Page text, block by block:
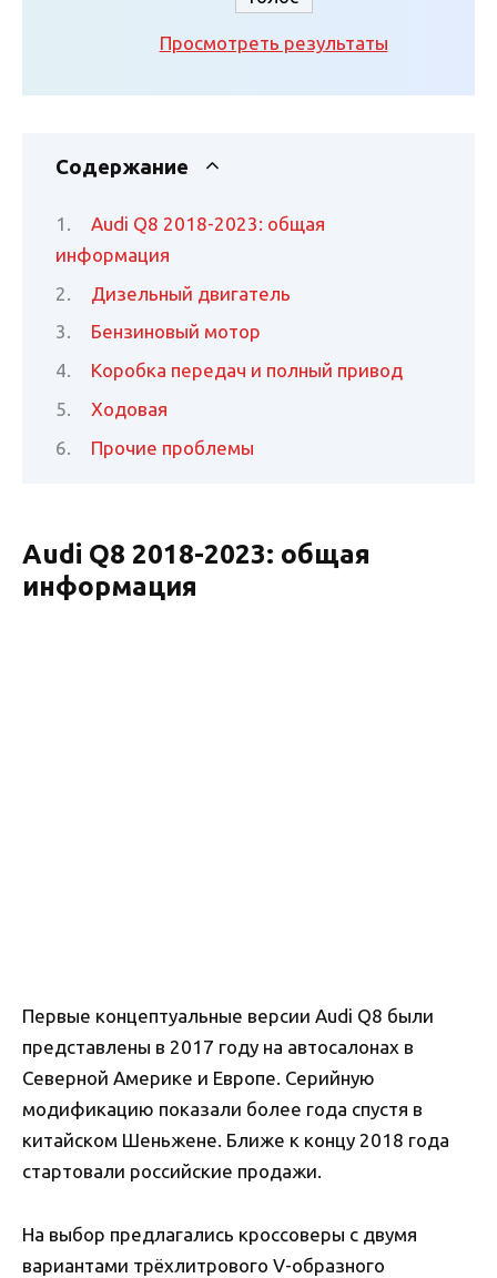
Просмотреть результаты
Содержание
Audi Q8 2018-2023: общая
информация
Дизельный двигатель
Бензиновый мотор
Коробка передач и полный привод
Ходовая
Прочие проблемы
Audi Q8 2018-2023: общая
информация
Первые концептуальные версии Audi Q8 были
представлены в 2017 году на автосалонах в
Северной Америке и Европе. Серийную
модификацию показали более года спустя в
китайском Шеньжене. Ближе к концу 2018 года
стартовали российские продажи.
На выбор предлагались кроссоверы с двумя
вариантами трёхлитрового V-образного